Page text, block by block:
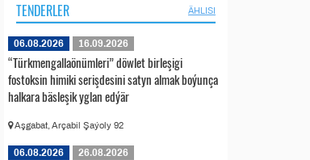
TENDERLER ÄHLISI
06.08.2026 16.09.2026
“Türkmengallaönümleri” döwlet birleşigi
fostoksin himiki serişdesini satyn almak boýunça
halkara bäsleşik yglan edýär
Aşgabat, Arçabil Şaýoly 92
06.08.2026 26.08.2026